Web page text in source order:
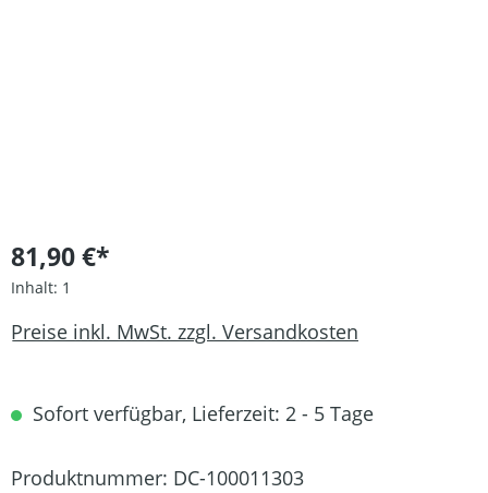
81,90 €*
Inhalt: 1
Preise inkl. MwSt. zzgl. Versandkosten
Sofort verfügbar, Lieferzeit: 2 - 5 Tage
Produktnummer: DC-100011303